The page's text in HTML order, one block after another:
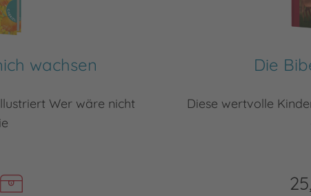
wachsen
Wer wäre nicht
Die
Diese wertvolle